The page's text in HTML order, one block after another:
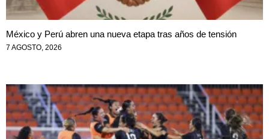
México y Perú abren una nueva etapa tras años de tensión
7 AGOSTO, 2026